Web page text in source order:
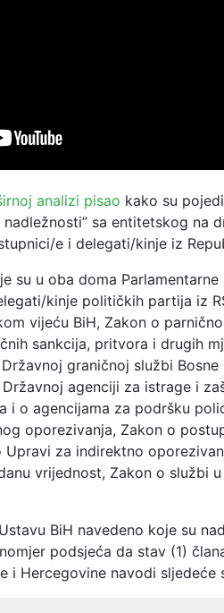
analizi pisao kako su
nadležnosti” sa entitetskog na
e i delegati/kinje iz
su u oba doma Parlamentarne
kinje političkih partija iz
vijeću BiH, Zakon o
sankcija, pritvora i drugih
graničnoj službi
agenciji za istrage i
i o agencijama za podršku
oporezivanja, Zakon o
za indirektno
vrijednost, Zakon o službi u
BiH navedeno koje su
podsjeća da stav (1)
i Hercegovine navodi sljedeće